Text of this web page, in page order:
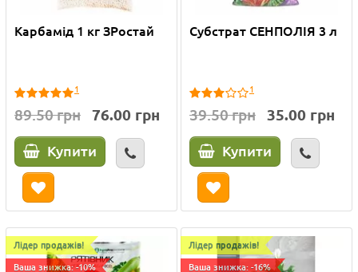
Карбамід 1 кг ЗРостай
1
89.50 грн 76.00 грн
Купити
Субстрат СЕНПОЛІЯ 3 л
1
39.50 грн 35.00 грн
Купити
Лідер продажів!
Ваша знижка: -10%
Лідер продажів!
Ваша знижка: -16%